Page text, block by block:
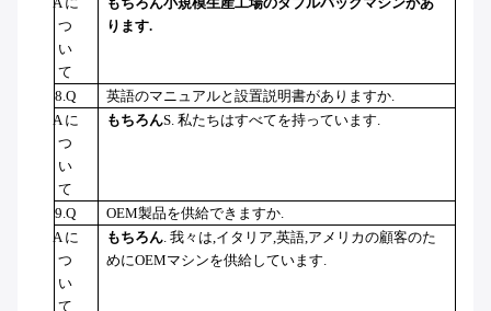
つ
い
て
ります.
8.Q
英語のマニュアルと設置説明書がありますか.
A に
つ
い
て
もちろんS. 私たちはすべてを持っています.
9.Q
OEM製品を供給できますか.
A に
つ
い
て
もちろん. 我々は,イタリア,英語,アメリカの顧客のた
めにOEMマシンを供給しています.